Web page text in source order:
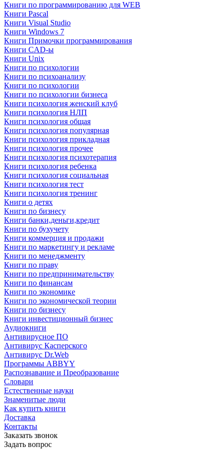
Книги по программированию для WEB
Книги Pascal
Книги Visual Studio
Книги Windows 7
Книги Примочки программирования
Книги CAD-ы
Книги Unix
Книги по психологии
Книги по психоанализу
Книги по психологии
Книги по психологии бизнеса
Книги психология женский клуб
Книги психология НЛП
Книги психология общая
Книги психология популярная
Книги психология прикладная
Книги психология прочее
Книги психология психотерапия
Книги психология ребенка
Книги психология социальная
Книги психология тест
Книги психология тренинг
Книги о детях
Книги по бизнесу
Книги банки,деньги,кредит
Книги по бухучету
Книги коммерция и продажи
Книги по маркетингу и рекламе
Книги по менеджменту
Книги по праву
Книги по предпринимательству
Книги по финансам
Книги по экономике
Книги по экономической теории
Книги по бизнесу
Книги инвестиционный бизнес
Аудиокниги
Антивирусное ПО
Антивирус Касперского
Антивирус Dr.Web
Программы ABBYY
Распознавание и Преобразование
Словари
Естественные науки
Знаменитые люди
Как купить книги
Доставка
Контакты
Заказать звонок
Задать вопрос